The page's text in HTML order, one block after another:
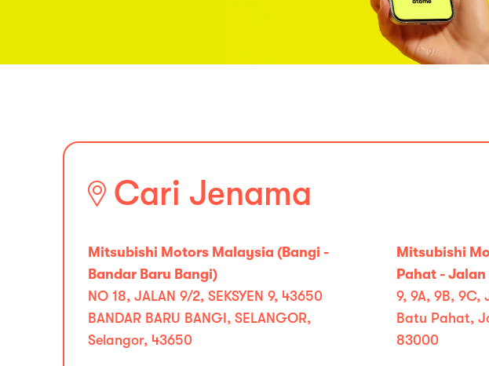
Cari Jenama
Mitsubishi Motors Malaysia (Bangi -
Bandar Baru Bangi)
NO 18, JALAN 9/2, SEKSYEN 9, 43650
BANDAR BARU BANGI, SELANGOR,
Selangor, 43650
Mitsubishi
Pahat -
9, 9A, 9B,
Batu Pahat,
83000